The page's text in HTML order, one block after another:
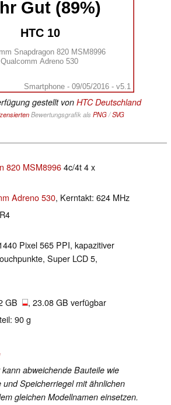
Gut (89%)
HTC 10
Snapdragon 820 MSM8996
Qualcomm Adreno 530
Smartphone - 09/05/2016 - v5.1
gestellt von HTC Deutschland
Bewertungsgrafik als PNG/SVG
820 MSM89964c/4t 4 x
Adreno 530, Kerntakt: 624 MHz
Pixel 565 PPI, kapazitiver
Super LCD 5,
GB , 23.08 GB verfügbar
90 g
abweichende Bauteile wie
Speicherriegel mit ähnlichen
gleichen Modellnamen einsetzen.